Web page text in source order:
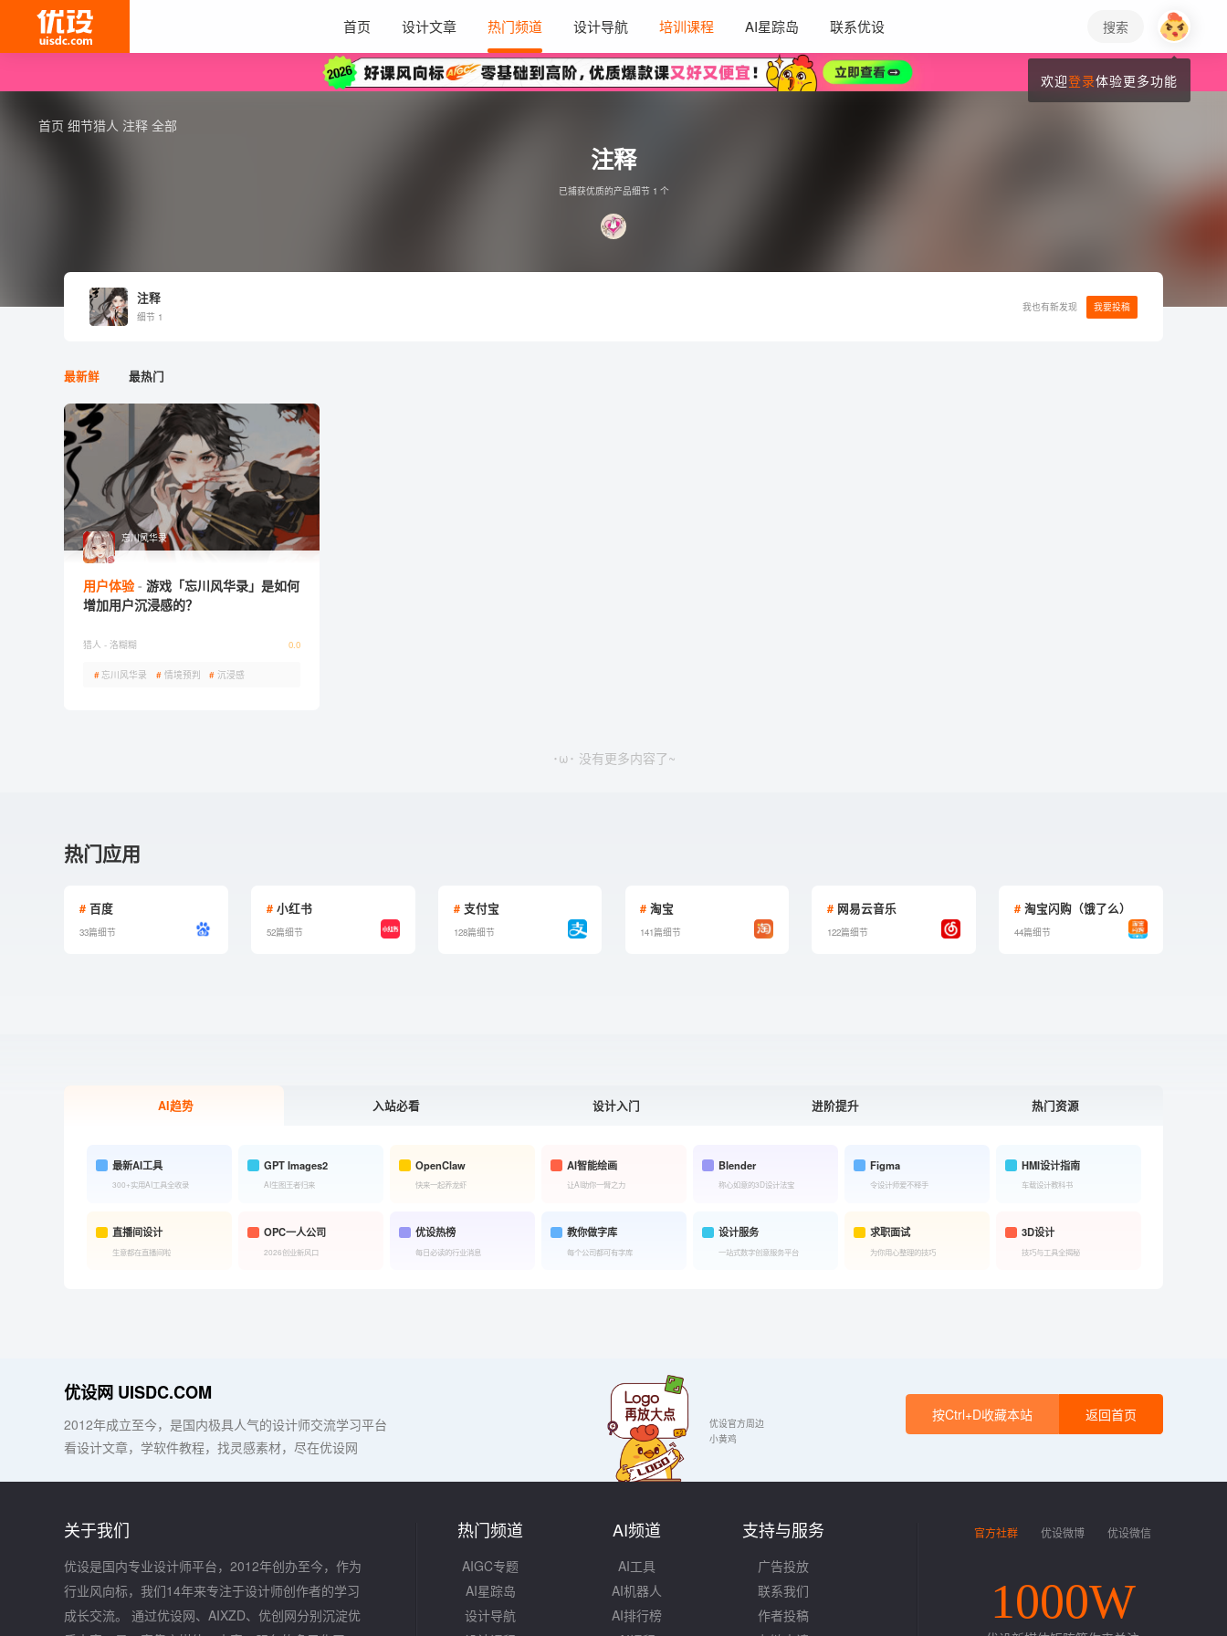
首页 设计文章 热门频道 设计导航 培训课程 AI星踪岛 联系优设 搜索
注释
已捕获优质的产品细节 1 个
首页 细节猎人 注释 全部
注释
细节 1
我也有新发现 我要投稿
最新鲜 最热门
忘川风华录
用户体验
游戏「忘川风华录」是如何
增加用户沉浸感的？
猎人 - 洛糊糊 0.0
# 忘川风华录 # 情境预判 # 沉浸感
･ω･ 没有更多内容了~
热门应用
#百度
33篇细节
#小红书
52篇细节
#支付宝
128篇细节
# 淘宝
141篇细节
# 网易云音乐
122篇细节
# 淘宝闪购（饿了么）
44篇细节
AI趋势 入站必看 设计入门 进阶提升 热门资源
最新AI工具
300+实用AI工具全收录
GPT Images2
AI生图王者归来
OpenClaw
快来一起养龙虾
AI智能绘画
让AI助你一臂之力
Blender
称心如意的3D设计法宝
Figma
令设计师爱不释手
HMI设计指南
车载设计教科书
直播间设计
生意都在直播间啦
OPC一人公司
2026创业新风口
优设热榜
每日必读的行业消息
教你做字库
每个公司都可有字库
设计服务
一站式数字创意服务平台
求职面试
为你用心整理的技巧
3D设计
技巧与工具全揭秘
优设网 UISDC.COM
2012年成立至今，是国内极具人气的设计师交流学习平台
看设计文章，学软件教程，找灵感素材，尽在优设网
按Ctrl+D收藏本站 返回首页
优设官方周边
小黄鸡
关于我们
优设是国内专业设计师平台，2012年创办至今，作为
行业风向标，我们14年来专注于设计师创作者的学习
成长交流。 通过优设网、AIXZD、优创网分别沉淀优
热门频道
AIGC专题
AI星踪岛
设计导航
AI频道
AI工具
AI机器人
AI排行榜
支持与服务
广告投放
联系我们
作者投稿
官方社群 优设微博 优设微信
1000W
欢迎登录体验更多功能